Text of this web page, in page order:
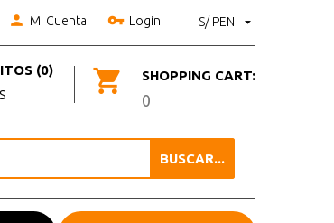
S/ PEN
Mi Cuenta Login
SHOPPING CART:
0
(0)
BUSCAR...